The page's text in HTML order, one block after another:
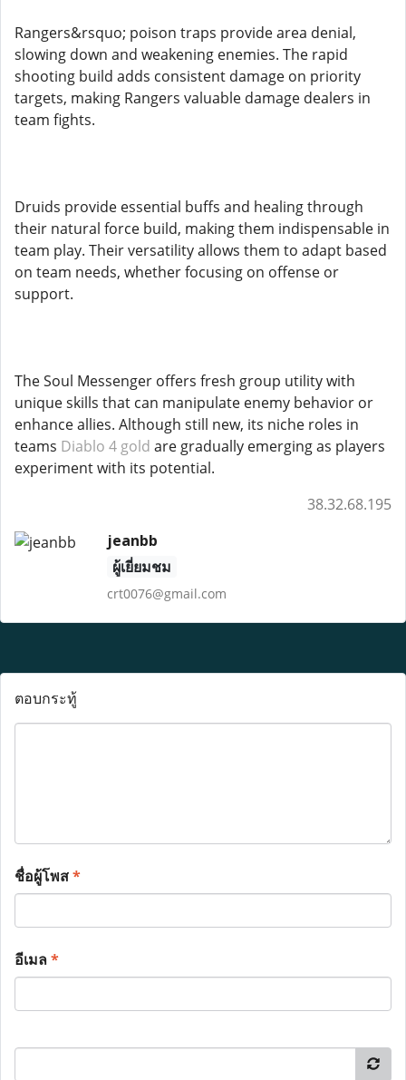
Rangers&rsquo; poison traps provide area denial,
slowing down and weakening enemies. The rapid
shooting build adds consistent damage on priority
targets, making Rangers valuable damage dealers in
team fights.
Druids provide essential buffs and healing through
their natural force build, making them indispensable in
team play. Their versatility allows them to adapt based
on team needs, whether focusing on offense or
support.
The Soul Messenger offers fresh group utility with
unique skills that can manipulate enemy behavior or
enhance allies. Although still new, its niche roles in
teams Diablo 4 gold are gradually emerging as players
experiment with its potential.
38.32.68.195
jeanbb
ผู้เยี่ยมชม
crt0076@gmail.com
ตอบกระทู้
ชื่อผู้โพส*
อีเมล*